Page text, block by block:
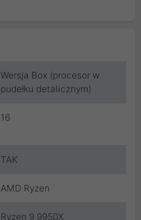
Wersja Box (procesor w
pudełku detalicznym)
16
TAK
AMD Ryzen
Ryzen 9 9950X